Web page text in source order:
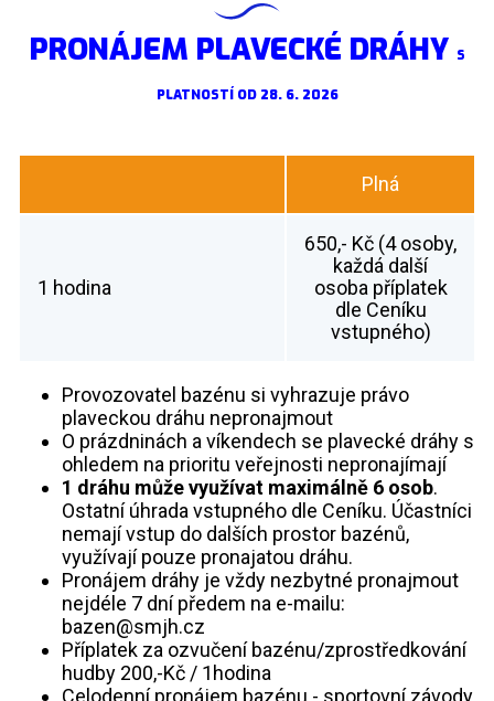
PRONÁJEM PLAVECKÉ DRÁHY S
PLATNOSTÍ OD 28. 6. 2026
Plná
1 hodina
650,- Kč (4 osoby,
každá další
osoba příplatek
dle Ceníku
vstupného)
Provozovatel bazénu si vyhrazuje právo
plaveckou dráhu nepronajmout
O prázdninách a víkendech se plavecké dráhy s
ohledem na prioritu veřejnosti nepronajímají
1 dráhu může využívat maximálně 6 osob.
Ostatní úhrada vstupného dle Ceníku. Účastníci
nemají vstup do dalších prostor bazénů,
využívají pouze pronajatou dráhu.
Pronájem dráhy je vždy nezbytné pronajmout
nejdéle 7 dní předem na e-mailu:
bazen@smjh.cz
Příplatek za ozvučení bazénu/zprostředkování
hudby 200,-Kč / 1hodina